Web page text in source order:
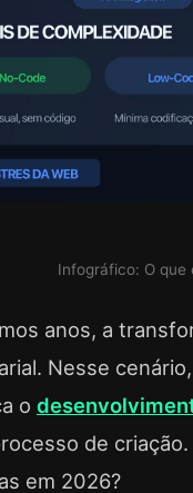
Infográfico: O que
anos, a
Nesse
o
de
em 2026?